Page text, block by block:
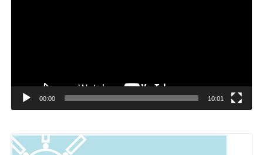
00:00 10:01